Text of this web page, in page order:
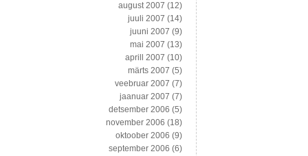
august 2007 (12)
juuli 2007 (14)
juuni 2007 (9)
mai 2007 (13)
aprill 2007 (10)
märts 2007 (5)
veebruar 2007 (7)
jaanuar 2007 (7)
detsember 2006 (5)
november 2006 (18)
oktoober 2006 (9)
september 2006 (6)